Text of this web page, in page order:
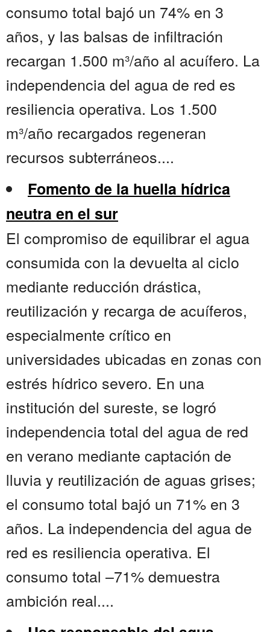
consumo total bajó un 74% en 3
años, y las balsas de infiltración
recargan 1.500 m³/año al acuífero. La
independencia del agua de red es
resiliencia operativa. Los 1.500
m³/año recargados regeneran
recursos subterráneos....
Fomento de la huella hídrica
neutra en el sur
El compromiso de equilibrar el agua
consumida con la devuelta al ciclo
mediante reducción drástica,
reutilización y recarga de acuíferos,
especialmente crítico en
universidades ubicadas en zonas con
estrés hídrico severo. En una
institución del sureste, se logró
independencia total del agua de red
en verano mediante captación de
lluvia y reutilización de aguas grises;
el consumo total bajó un 71% en 3
años. La independencia del agua de
red es resiliencia operativa. El
consumo total –71% demuestra
ambición real....